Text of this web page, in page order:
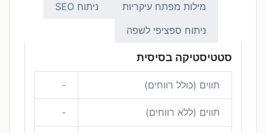
מילות מפתח עיקריות
ניתוח SEO
ניתוח ספציפי לשפה
סטטיסטיקה בסיסית
תווים (כולל רווחים) -
תווים (ללא רווחים) -